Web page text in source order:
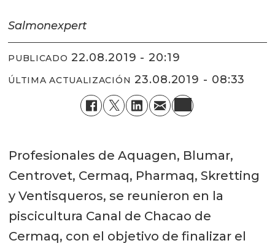
Salmonexpert
PUBLICADO 22.08.2019 - 20:19
ÚLTIMA ACTUALIZACIÓN 23.08.2019 - 08:33
Profesionales de Aquagen, Blumar,
Centrovet, Cermaq, Pharmaq, Skretting
y Ventisqueros, se reunieron en la
piscicultura Canal de Chacao de
Cermaq, con el objetivo de finalizar el